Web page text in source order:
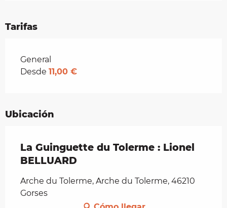
Tarifas
Tarifas 2026
General
Desde 11,00 €
Ubicación
La Guinguette du Tolerme : Lionel
BELLUARD
Arche du Tolerme, Arche du Tolerme, 46210
Gorses